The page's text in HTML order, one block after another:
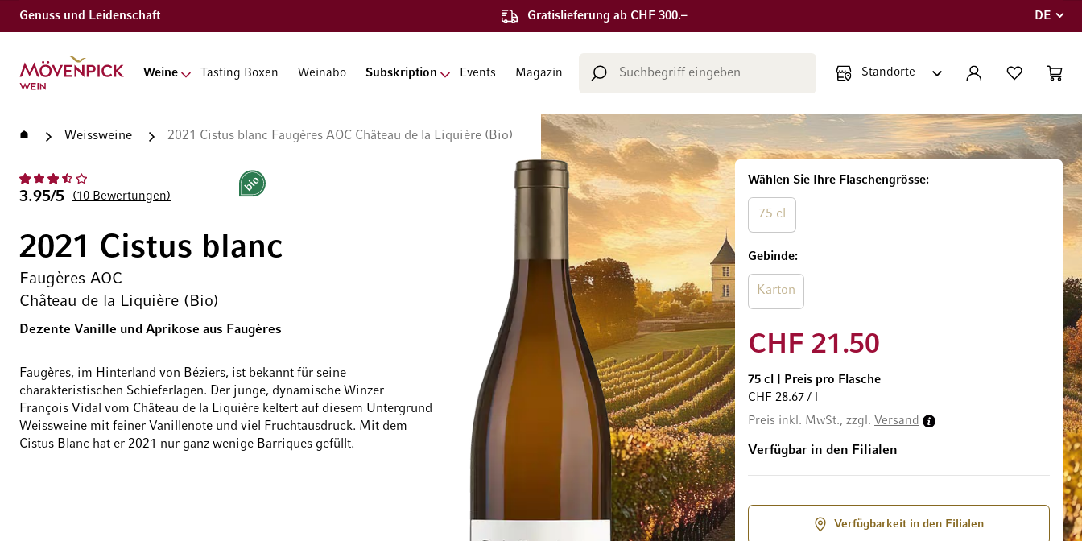
Genuss und Leidenschaft Gratislieferung ab CHF 300.–
Sprache
DE
Zur Startseite
Weine Tasting Boxen Weinabo Subskription Events Magazin
Suche KONTO WUNSCHLISTE
StartseiteWeissweine 2021 Cistus blanc Faugères AOC Château de la Liquière (Bio)
3.95/5 10 Bewertungen
Bio
2021 Cistus blanc
Faugères AOC
Château de la Liquière (Bio)
Dezente Vanille und Aprikose aus Faugères
Faugères, im Hinterland von Béziers, ist bekannt für seine
charakteristischen Schieferlagen. Der junge, dynamische Winzer
François Vidal vom Château de la Liquière keltert auf diesem Untergrund
Weissweine mit feiner Vanillenote und viel Fruchtausdruck. Mit dem
Cistus Blanc hat er 2021 nur ganz wenige Barriques gefüllt.
Wählen Sie Ihre Flaschengrösse
75 cl
Gebinde
Karton
CHF 21.50
75 cl
Preis pro Flasche
CHF 28.67 / l
Preis inkl. MwSt., zzgl. Versand
Verfügbar in den Filialen
Verfügbarkeit in den Filialen
Zum Ende der Bildgalerie springenZum Anfang der Bildgalerie springen